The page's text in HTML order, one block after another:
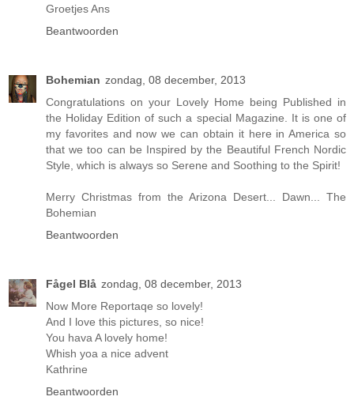
Groetjes Ans
Beantwoorden
Bohemian zondag, 08 december, 2013
Congratulations on your Lovely Home being Published in
the Holiday Edition of such a special Magazine. It is one of
my favorites and now we can obtain it here in America so
that we too can be Inspired by the Beautiful French Nordic
Style, which is always so Serene and Soothing to the Spirit!
Merry Christmas from the Arizona Desert... Dawn... The
Bohemian
Beantwoorden
Fågel Blå zondag, 08 december, 2013
Now More Reportaqe so lovely!
And I love this pictures, so nice!
You hava A lovely home!
Whish yoa a nice advent
Kathrine
Beantwoorden